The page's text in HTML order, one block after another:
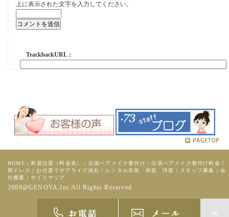
上に表示された文字を入力してください。
TrackbackURL :
HOME | 和装仕度（料金表） | 出張ヘアメイク着付け | 出張ヘアメイク着付け料金 |
和ドレス
| お仕度でサプライズ演出 | レンタル衣装 和装 洋装 | スタッフ募集 | 会
社概要 | サイトマップ
2009@GENOVA,Inc All Rights Reserved